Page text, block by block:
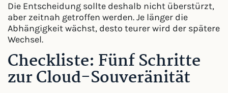
Die Entscheidung sollte deshalb nicht überstürzt,
aber zeitnah getroffen werden. Je länger die
Abhängigkeit wächst, desto teurer wird der spätere
Wechsel.
Checkliste: Fünf Schritte
zur Cloud-Souveränität